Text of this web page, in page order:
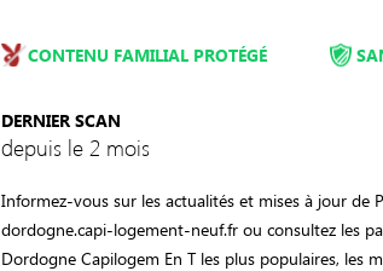
CONTENU FAMILIAL PROTÉGÉ
DERNIER SCAN
depuis le 2 mois
Informez-vous sur les actualités et mises à jour de
dordogne.capi-logement-neuf.fr ou consultez les
Dordogne Capilogem En T les plus populaires, les